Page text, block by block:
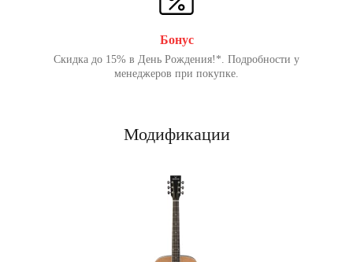
Бонус
Скидка до 15% в День Рождения!*. Подробности у
менеджеров при покупке.
Модификации